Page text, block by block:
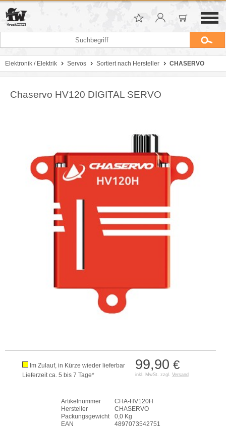
Elektronik / Elektrik Servos Sortiert nach Hersteller CHASERVO
Chaservo HV120 DIGITAL SERVO
99,90 €
inkl. MwSt. zzgl. Versand
Im Zulauf, in Kürze wieder lieferbar
Lieferzeit ca. 5 bis 7 Tage*
Artikelnummer
CHA-HV120H
Hersteller
CHASERVO
Packungsgewicht
0,0 Kg
EAN
4897073542751